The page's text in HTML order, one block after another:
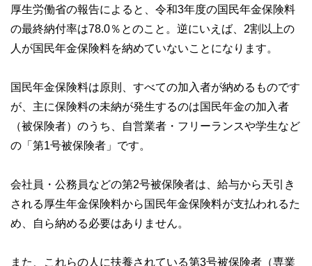
厚生労働省の報告によると、令和3年度の国民年金保険料
の最終納付率は78.0％とのこと。逆にいえば、2割以上の
人が国民年金保険料を納めていないことになります。
国民年金保険料は原則、すべての加入者が納めるものです
が、主に保険料の未納が発生するのは国民年金の加入者
（被保険者）のうち、自営業者・フリーランスや学生など
の「第1号被保険者」です。
会社員・公務員などの第2号被保険者は、給与から天引き
される厚生年金保険料から国民年金保険料が支払われるた
め、自ら納める必要はありません。
また、これらの人に扶養されている第3号被保険者（専業